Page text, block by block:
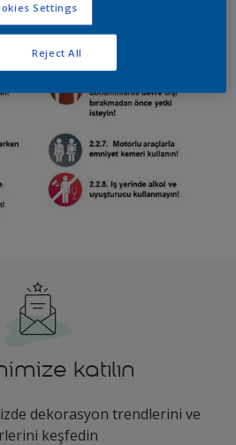
katılın
dekorasyon trendlerini ve
keşfedin
Settings
Reject All